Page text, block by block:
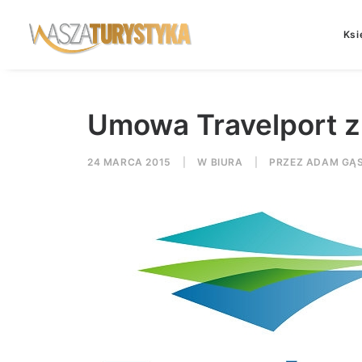
Umowa Travelport
24 MARCA 2015 W BIURA PRZEZ ADAM